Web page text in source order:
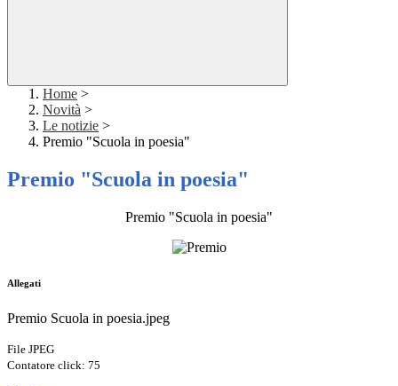
Home >
Novità >
Le notizie >
Premio "Scuola in poesia"
Premio "Scuola in poesia"
Premio "Scuola in poesia"
Allegati
Premio Scuola in poesia.jpeg
File JPEG
Contatore click: 75